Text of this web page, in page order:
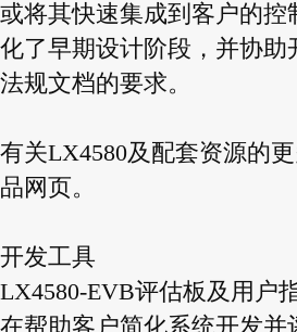
或将其快速集成到客户的控
化了早期设计阶段，并协助
法规文档的要求。
有关LX4580及配套资源的
品网页。
开发工具
LX4580-EVB评估板及用户
在帮助客户简化系统开发并